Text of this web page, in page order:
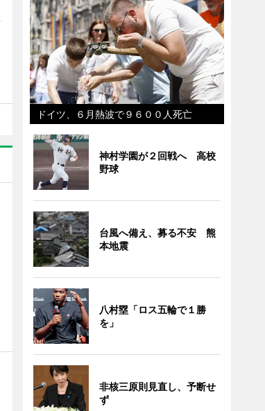
ドイツ、６月熱波で９６００人死亡
神村学園が２回戦へ 高校
野球
台風へ備え、募る不安 熊
本地震
八村塁「ロス五輪で１勝
を」
非核三原則見直し、予断せ
ず